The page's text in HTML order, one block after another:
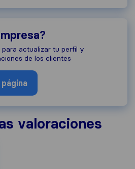
actualizar tu perfil y
de los clientes
valoraciones